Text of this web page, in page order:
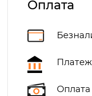
Оплата